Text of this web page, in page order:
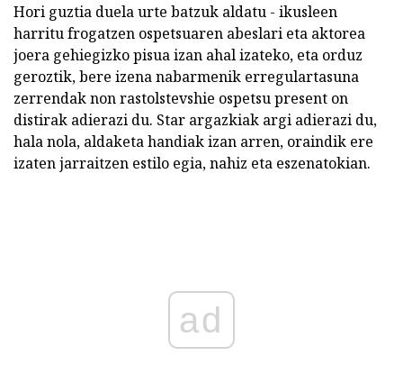
Hori guztia duela urte batzuk aldatu - ikusleen
harritu frogatzen ospetsuaren abeslari eta aktorea
joera gehiegizko pisua izan ahal izateko, eta orduz
geroztik, bere izena nabarmenik erregulartasuna
zerrendak non rastolstevshie ospetsu present on
distirak adierazi du. Star argazkiak argi adierazi du,
hala nola, aldaketa handiak izan arren, oraindik ere
izaten jarraitzen estilo egia, nahiz eta eszenatokian.
ad